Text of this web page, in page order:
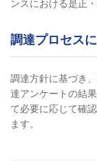
ンスにおける是正
調達プロセス
調達方針に基づき
達アンケートの結
て必要に応じて確
ます。